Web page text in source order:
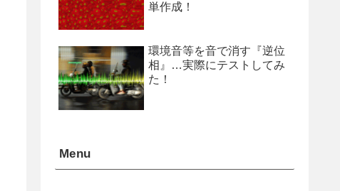
単作成！
環境音等を音で消す『逆位
相』…実際にテストしてみ
た！
Menu